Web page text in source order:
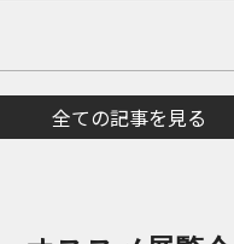
全ての記事を見る